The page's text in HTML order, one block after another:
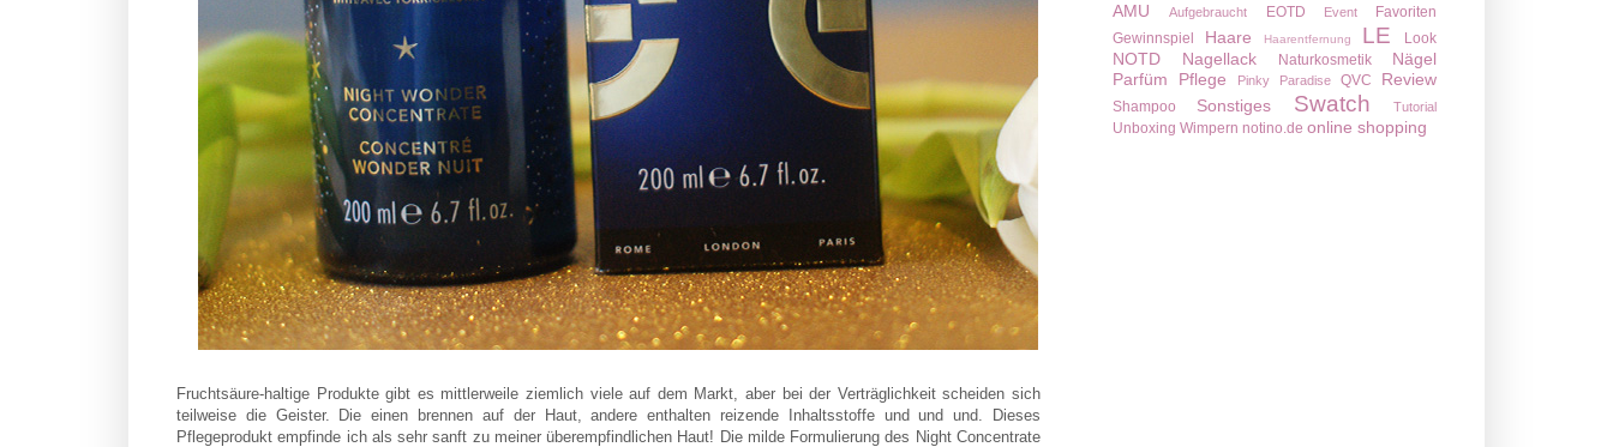
Fruchtsäure-haltige Produkte gibt es mittlerweile ziemlich viele auf dem Markt, aber bei der Verträglichkeit scheiden sich
teilweise die Geister. Die einen brennen auf der Haut, andere enthalten reizende Inhaltsstoffe und und und. Dieses
Pflegeprodukt empfinde ich als sehr sanft zu meiner überempfindlichen Haut! Die milde Formulierung des Night Concentrate
AMU Aufgebraucht EOTD Event
Favoriten
Gewinnspiel
Haare Haarentfernung LE Look
NOTD Nagellack Naturkosmetik
Nägel
Parfüm
Pflege Pinky Paradise QVC Review
Shampoo Sonstiges Swatch Tutorial
Unboxing Wimpern notino.de online shopping